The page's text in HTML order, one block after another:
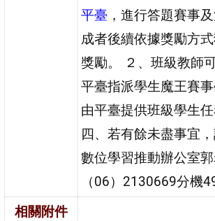
平臺 ，進行答題賽事
成者後續依據獎勵方
獎勵。 ２、班級教師
平臺指派學生魔王賽
由平臺提供班級學生任
四、若有餘未盡事宜
數位學習推動辦公室郭
（06）2130669分機
相關附件